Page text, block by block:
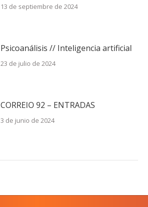
13 de septiembre de 2024
Psicoanálisis // Inteligencia artificial
23 de julio de 2024
CORREIO 92 – ENTRADAS
3 de junio de 2024